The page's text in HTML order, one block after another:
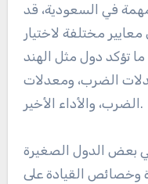
في السعودية، قد
مختلفة لاختيار
ما تؤكد دول مثل الهند
الضرب، ومعدلات
الضرب، والأداء الأخير.
بعض الدول الصغيرة
وخصائص القيادة على